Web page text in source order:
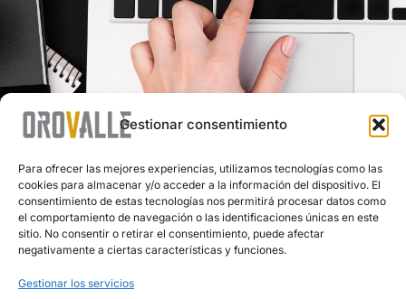
Gestionar consentimiento
Para ofrecer las mejores experiencias, utilizamos tecnologías como las
cookies para almacenar y/o acceder a la información del dispositivo. El
consentimiento de estas tecnologías nos permitirá procesar datos como
el comportamiento de navegación o las identificaciones únicas en este
sitio. No consentir o retirar el consentimiento, puede afectar
negativamente a ciertas características y funciones.
Gestionar los servicios